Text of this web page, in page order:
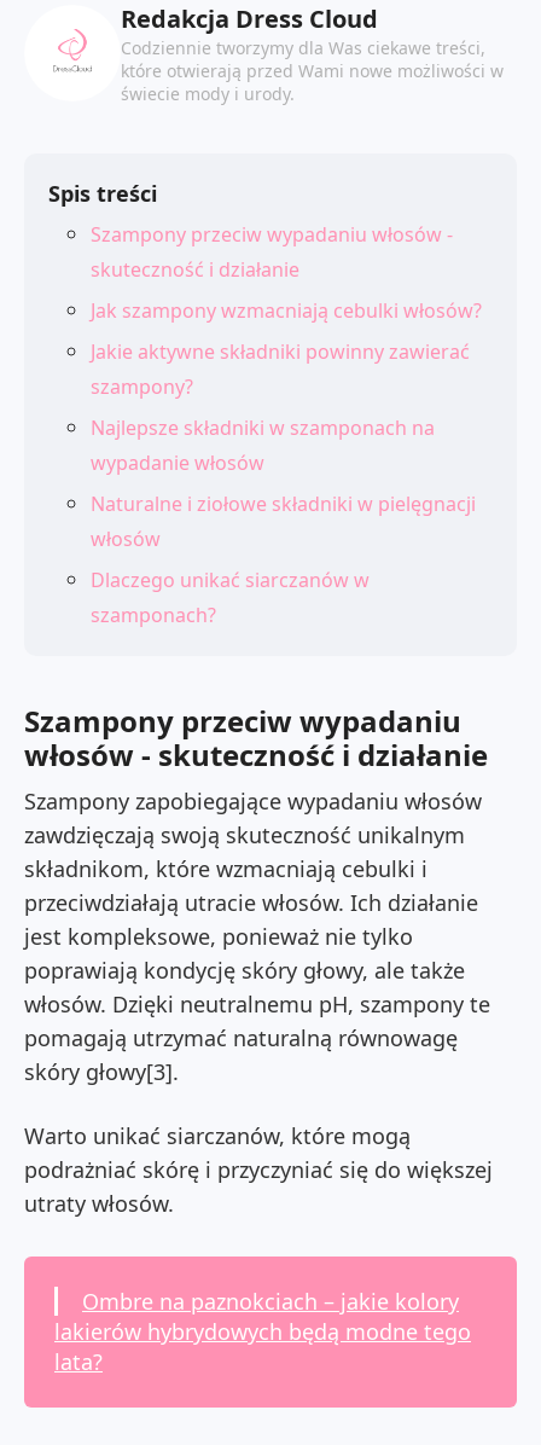
Redakcja Dress Cloud
Codziennie tworzymy dla Was ciekawe treści,
które otwierają przed Wami nowe możliwości w
świecie mody i urody.
Spis treści
Szampony przeciw wypadaniu włosów -
skuteczność i działanie
Jak szampony wzmacniają cebulki włosów?
Jakie aktywne składniki powinny zawierać
szampony?
Najlepsze składniki w szamponach na
wypadanie włosów
Naturalne i ziołowe składniki w pielęgnacji
włosów
Dlaczego unikać siarczanów w
szamponach?
Szampony przeciw wypadaniu
włosów - skuteczność i działanie
Szampony zapobiegające wypadaniu włosów
zawdzięczają swoją skuteczność unikalnym
składnikom, które wzmacniają cebulki i
przeciwdziałają utracie włosów. Ich działanie
jest kompleksowe, ponieważ nie tylko
poprawiają kondycję skóry głowy, ale także
włosów. Dzięki neutralnemu pH, szampony te
pomagają utrzymać naturalną równowagę
skóry głowy[3].
Warto unikać siarczanów, które mogą
podrażniać skórę i przyczyniać się do większej
utraty włosów.
Ombre na paznokciach – jakie kolory
lakierów hybrydowych będą modne tego
lata?